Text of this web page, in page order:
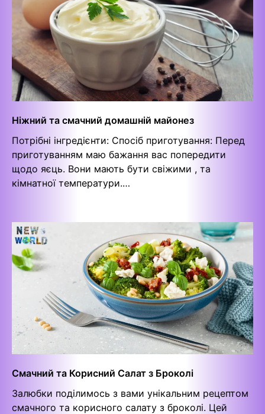
Ніжний та смачний домашній майонез
Потрібні інгредієнти: Спосіб приготування: Перед
приготуванням маю бажання вас попередити
щодо яєць. Вони мають бути свіжими , та
кімнатної температури.…
Смачний та Корисний Салат з Броколі
Залюбки поділимось з вами унікальним рецептом
смачного та корисного салату з броколі. Цей